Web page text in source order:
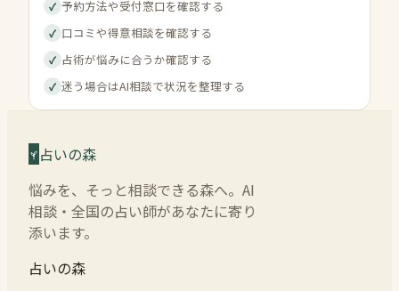
✓ 予約方法や受付窓口を確認する
✓ 口コミや得意相談を確認する
✓ 占術が悩みに合うか確認する
✓ 迷う場合はAI相談で状況を整理する
占いの森
悩みを、そっと相談できる森へ。AI
相談・全国の占い師があなたに寄り
添います。
占いの森